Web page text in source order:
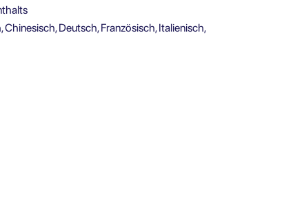
Deutsch, Französisch, Italienisch,